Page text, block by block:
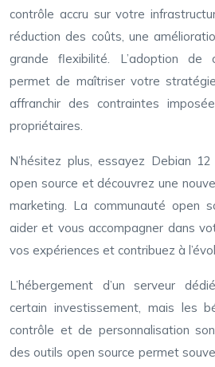
contrôle accru sur votre
réduction des coûts, une
grande flexibilité. L’adoption de
permet de maîtriser votre
affranchir des contraintes
propriétaires.
N’hésitez plus, essayez Debian
open source et découvrez une
marketing. La communauté open
aider et vous accompagner dans
vos expériences et contribuez à
L’hébergement d’un serveur
certain investissement, mais les
contrôle et de personnalisation
des outils open source permet